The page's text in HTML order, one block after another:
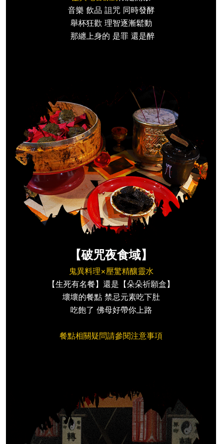
音樂 飲品 詛咒 同時發酵
舉杯狂歡 理智逐漸鬆動
那纏上身的 是罪 還是醉
【破咒夜食域】
鬼異料理×壓驚精釀靈水
【生死有名餐】還是【朵朵祈願盒】
壞壞的餐點 禁忌元素吃下肚
吃飽了 佛母好帶你上路
餐點相關疑問請參閱注意事項